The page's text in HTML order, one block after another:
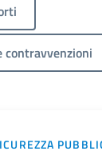
contravvenzioni